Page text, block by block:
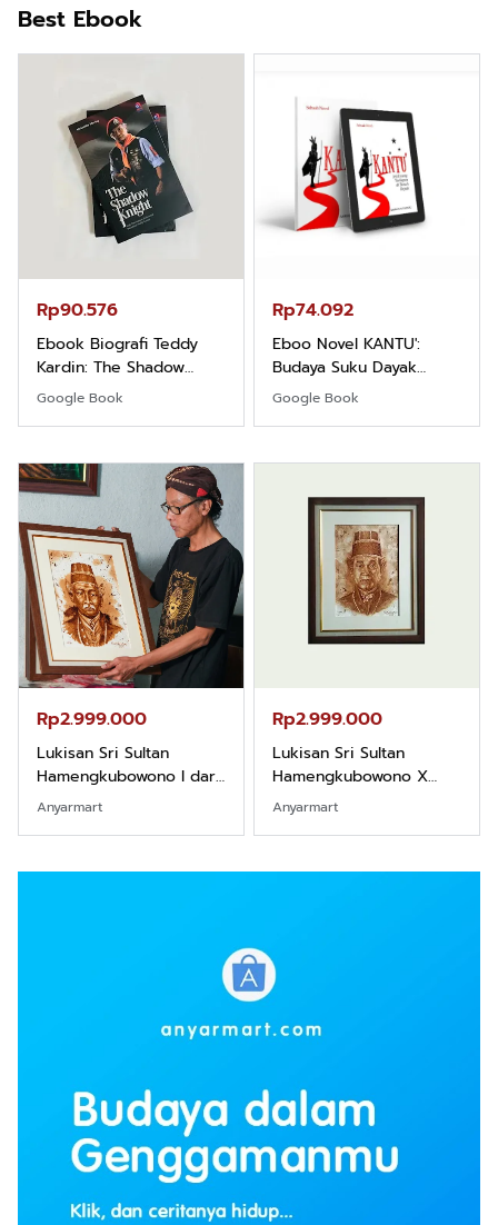
Best Ebook
Rp90.576
Ebook Biografi Teddy
Kardin: The Shadow
Khight |
Google Book
Rp74.092
Eboo Novel KANTU':
Budaya Suku Dayak
Borneo
Google Book
Rp2.999.000
Lukisan Sri Sultan
Hamengkubowono I dari
Kopi Karya Rudi Winarso
Anyarmart
Rp2.999.000
Lukisan Sri Sultan
Hamengkubowono X
dari Kopi Karya Rudi
Winarso
Anyarmart